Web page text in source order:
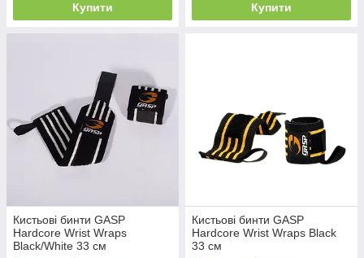
Купити Купити
Кистьові бинти GASP
Hardcore Wrist Wraps
Black/White 33 см
Кистьові бинти GASP
Hardcore Wrist Wraps Black
33 см